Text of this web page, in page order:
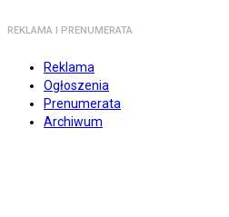
REKLAMA I PRENUMERATA
Reklama
Ogłoszenia
Prenumerata
Archiwum